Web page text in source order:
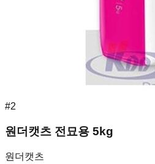
#2
원더캣츠 전묘용 5kg
원더캣츠